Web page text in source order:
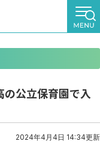
公立保育園で入
2024年4月4日 14:34更新